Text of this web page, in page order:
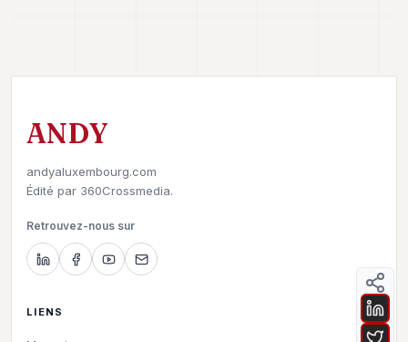
ANDY
andyaluxembourg.com
Édité par 360Crossmedia.
Retrouvez-nous sur
LIENS